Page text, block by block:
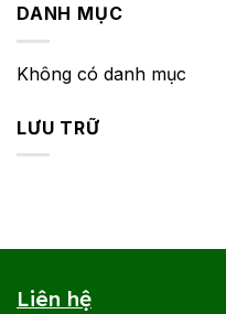
DANH MỤC
Không có danh mục
LƯU TRỮ
Liên hệ